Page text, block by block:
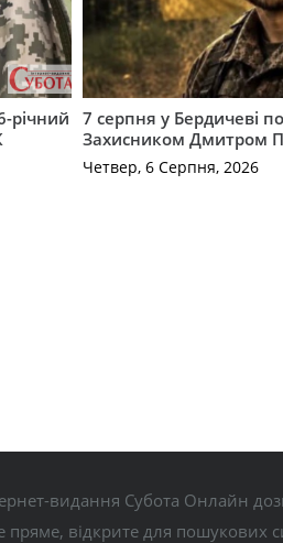
річний
7 серпня у Бердичеві
Захисником Дмитром
Четвер, 6 Серпня, 2026
видання Субота Онлайн
пряме, відкрите для пошукових